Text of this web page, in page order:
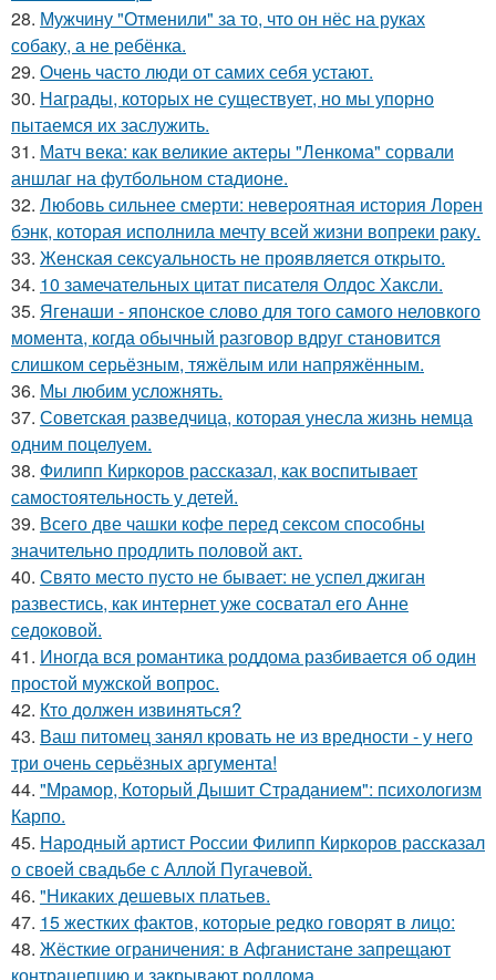
28. Мужчину "Отменили" за то, что он нёс на руках
собаку, а не ребёнка.
29. Очень часто люди от самих себя устают.
30. Награды, которых не существует, но мы упорно
пытаемся их заслужить.
31. Матч века: как великие актеры "Ленкома" сорвали
аншлаг на футбольном стадионе.
32. Любовь сильнее смерти: невероятная история Лорен
бэнк, которая исполнила мечту всей жизни вопреки раку.
33. Женская сексуальность не проявляется открыто.
34. 10 замечательных цитат писателя Олдос Хаксли.
35. Ягенаши - японское слово для того самого неловкого
момента, когда обычный разговор вдруг становится
слишком серьёзным, тяжёлым или напряжённым.
36. Мы любим усложнять.
37. Советская разведчица, которая унесла жизнь немца
одним поцелуем.
38. Филипп Киркоров рассказал, как воспитывает
самостоятельность у детей.
39. Всего две чашки кофе перед сексом способны
значительно продлить половой акт.
40. Свято место пусто не бывает: не успел джиган
развестись, как интернет уже сосватал его Анне
седоковой.
41. Иногда вся романтика роддома разбивается об один
простой мужской вопрос.
42. Кто должен извиняться?
43. Ваш питомец занял кровать не из вредности - у него
три очень серьёзных аргумента!
44. "Мрамор, Который Дышит Страданием": психологизм
Карпо.
45. Народный артист России Филипп Киркоров рассказал
о своей свадьбе с Аллой Пугачевой.
46. "Никаких дешевых платьев.
47. 15 жестких фактов, которые редко говорят в лицо:
48. Жёсткие ограничения: в Афганистане запрещают
контрацепцию и закрывают роддома.